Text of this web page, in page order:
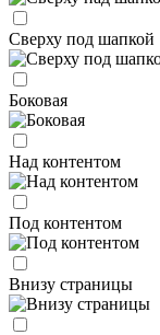
Сверху под шапкой
Боковая
Над контентом
Под контентом
Внизу страницы